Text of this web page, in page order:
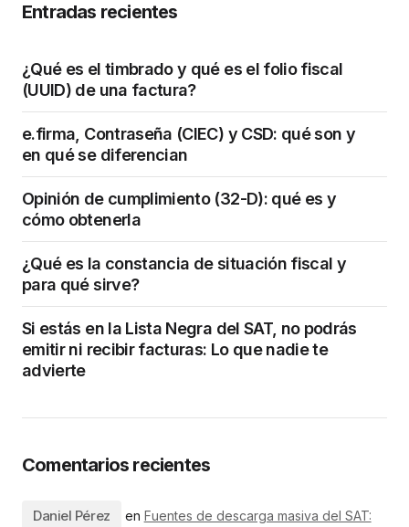
Entradas recientes
¿Qué es el timbrado y qué es el folio fiscal
(UUID) de una factura?
e.firma, Contraseña (CIEC) y CSD: qué son y
en qué se diferencian
Opinión de cumplimiento (32-D): qué es y
cómo obtenerla
¿Qué es la constancia de situación fiscal y
para qué sirve?
Si estás en la Lista Negra del SAT, no podrás
emitir ni recibir facturas: Lo que nadie te
advierte
Comentarios recientes
Daniel Pérez en Fuentes de descarga masiva del SAT: